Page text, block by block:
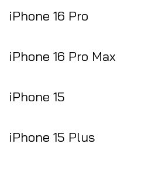
iPhone 16 Pro
iPhone 16 Pro Max
iPhone 15
iPhone 15 Plus